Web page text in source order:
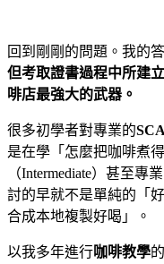
回到剛剛的問題。我的
但考取證書過程中所建
啡店最強大的武器。
很多初學者對專業的
是在學「怎麼把咖啡煮
（Intermediate）甚至專
討的早就不是單純的「
合成本地複製好喝」。
以我多年進行咖啡教學